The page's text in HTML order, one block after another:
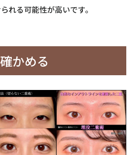
れる可能性が高いです。
かめる